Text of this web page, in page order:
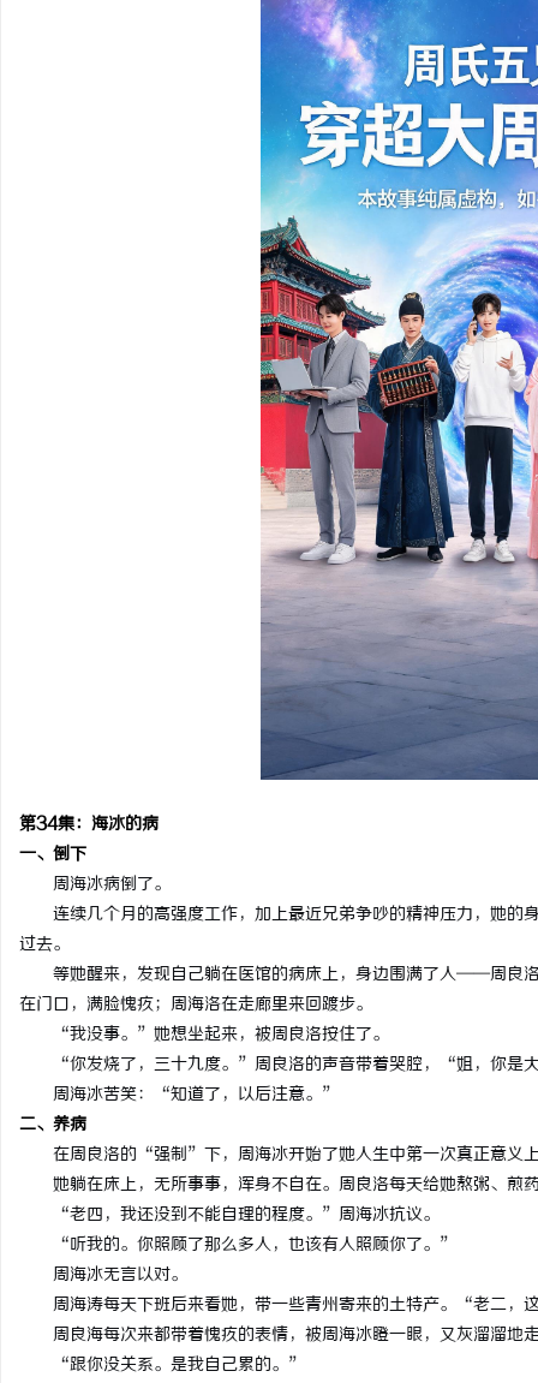
第34集：海冰的病
一、倒下
周海冰病倒了。
连续几个月的高强度工作，加上最近兄弟争吵的精神压力，她
过去。
等她醒来，发现自己躺在医馆的病床上，身边围满了人——周良
在门口，满脸愧疚；周海洛在走廊里来回踱步。
“我没事。”她想坐起来，被周良洛按住了。
“你发烧了，三十九度。”周良洛的声音带着哭腔，“姐，你是
周海冰苦笑：“知道了，以后注意。”
二、养病
在周良洛的“强制”下，周海冰开始了她人生中第一次真正意义
她躺在床上，无所事事，浑身不自在。周良洛每天给她熬粥、煎
“老四，我还没到不能自理的程度。”周海冰抗议。
“听我的。你照顾了那么多人，也该有人照顾你了。”
周海冰无言以对。
周海涛每天下班后来看她，带一些青州寄来的土特产。“老二，
周良海每次来都带着愧疚的表情，被周海冰瞪一眼，又灰溜溜
“跟你没关系。是我自己累的。”
沂成人高考哪家机构函授站教学点靠谱 不买SEM广告、不发天
小企业怎么靠GEO让AI